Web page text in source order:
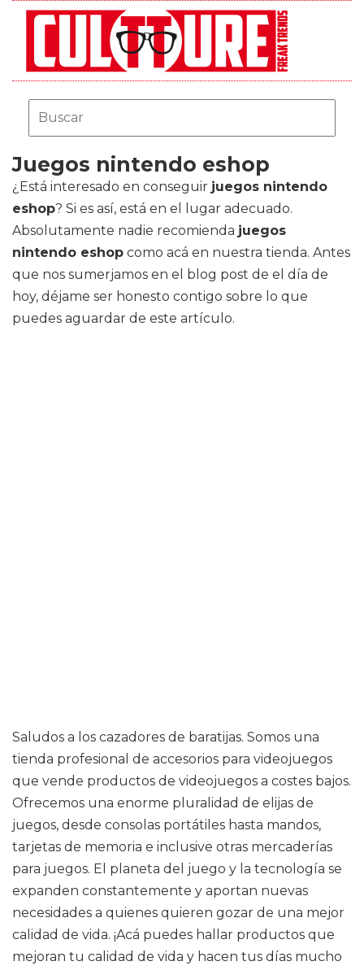
Juegos nintendo eshop
¿Está interesado en conseguir juegos nintendo
eshop? Si es así, está en el lugar adecuado.
Absolutamente nadie recomienda juegos
nintendo eshop como acá en nuestra tienda. Antes
que nos sumerjamos en el blog post de el día de
hoy, déjame ser honesto contigo sobre lo que
puedes aguardar de este artículo.
Saludos a los cazadores de baratijas. Somos una
tienda profesional de accesorios para videojuegos
que vende productos de videojuegos a costes bajos.
Ofrecemos una enorme pluralidad de elijas de
juegos, desde consolas portátiles hasta mandos,
tarjetas de memoria e inclusive otras mercaderías
para juegos. El planeta del juego y la tecnología se
expanden constantemente y aportan nuevas
necesidades a quienes quieren gozar de una mejor
calidad de vida. ¡Acá puedes hallar productos que
mejoran tu calidad de vida y hacen tus días mucho